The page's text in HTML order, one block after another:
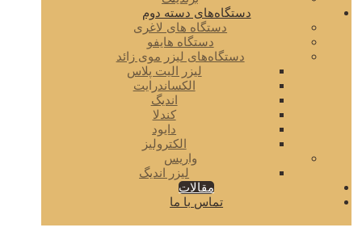
دستگاه‌های دسته دوم
دستگاه های لاغری
دستگاه هایفو
دستگاه‌های لیزر موی زائد
لیزر الیت پلاس
الکساندرایت
اندیگ
کندلا
دایود
الکترولیز
واریس
لیزر اندیگ
مقالات
تماس با ما